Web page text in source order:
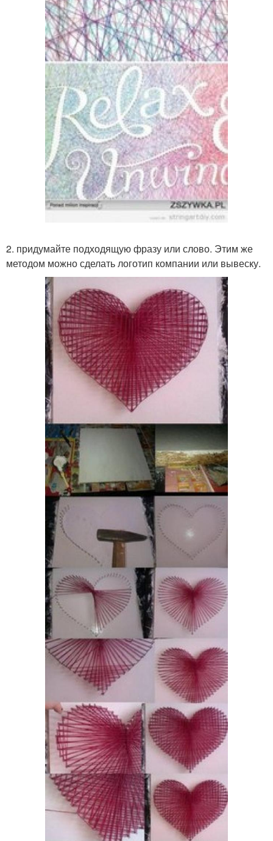
2. придумайте подходящую фразу или слово. Этим же
методом можно сделать логотип компании или вывеску.